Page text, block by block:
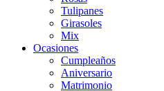
Tulipanes
Girasoles
Mix
Ocasiones
Cumpleaños
Aniversario
Matrimonio